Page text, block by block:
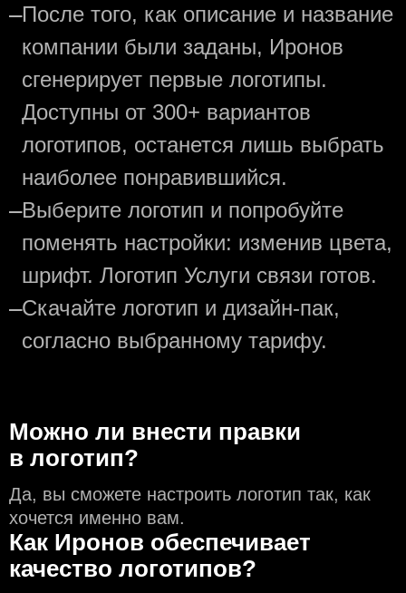
—После того, как описание и название
компании были заданы, Иронов
сгенерирует первые логотипы.
Доступны от 300+ вариантов
логотипов, останется лишь выбрать
наиболее понравившийся.
—Выберите логотип и попробуйте
поменять настройки: изменив цвета,
шрифт. Логотип Услуги связи готов.
—Скачайте логотип и дизайн-пак,
согласно выбранному тарифу.
Можно ли внести правки
в логотип?
Да, вы сможете настроить логотип так, как
хочется именно вам.
Как Иронов обеспечивает
качество логотипов?